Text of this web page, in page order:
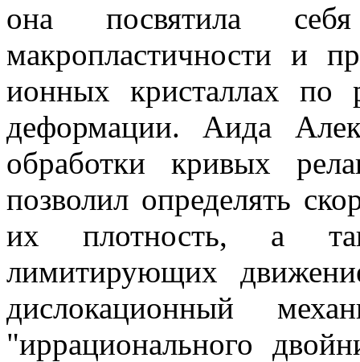
она посвятила себя
макропластичности и
ионных кристаллах по
деформации. Аида
обработки кривых
позволил определять
их плотность, а
лимитирующих
дислокационный
"иррационального